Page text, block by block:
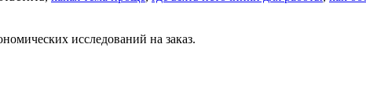
исследований на заказ.